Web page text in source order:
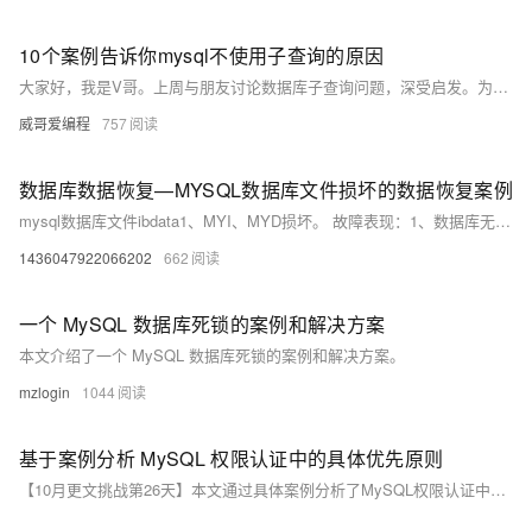
10个案例告诉你mysql不使用子查询的原因
大家好，我是V哥。上周与朋友讨论数据库子查询问题，深受启发。为此，我整理了10个案例，详细说明如何通过优化子查询提升MySQL性能。主要问题包括性能瓶颈、索引失效、查询优化器复杂度及数据传输开销等。解决方案涵盖使用EXISTS、JOIN、IN操作符、窗口函数、临时表及索引优化等。希望通过这些案例，帮助大家在实际开发中选择更高效的查询方式，提升系统性能。关注V哥，一起探讨技术，欢迎点赞支持！
威哥爱编程 757
数据库数据恢复—MYSQL数据库文件损坏的数据恢复案例
mysql数据库文件ibdata1、MYI、MYD损坏。 故障表现：1、数据库无法进行查询等操作；2、使用mysqlcheck和myisamchk无法修复数据库。
1436047922066202 662
一个 MySQL 数据库死锁的案例和解决方案
本文介绍了一个 MySQL 数据库死锁的案例和解决方案。
mzlogin 1044
基于案例分析 MySQL 权限认证中的具体优先原则
【10月更文挑战第26天】本文通过具体案例分析了MySQL权限认证中的优先原则，包括全局权限、数据库级别权限和表级别权限的设置与优先级。全局权限优先于数据库级别权限，后者又优先于表级别权限。在权限冲突时，更严格的权限将被优先执行，确保数据库的安全性与资源合理分配。